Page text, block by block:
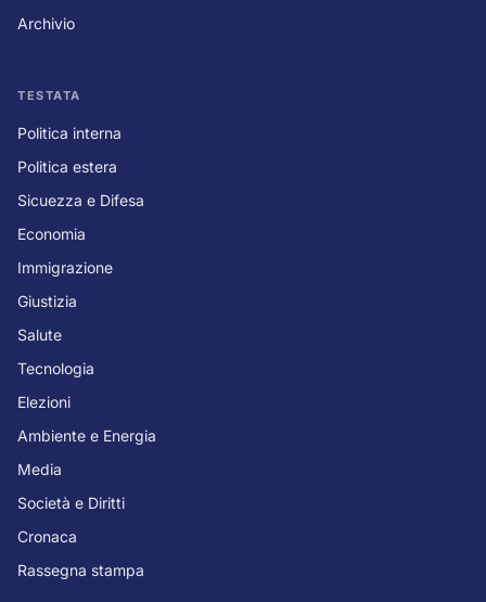
Archivio
TESTATA
Politica interna
Politica estera
Sicuezza e Difesa
Economia
Immigrazione
Giustizia
Salute
Tecnologia
Elezioni
Ambiente e Energia
Media
Società e Diritti
Cronaca
Rassegna stampa